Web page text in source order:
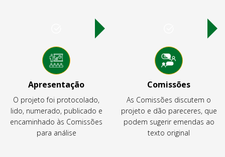
Apresentação
O projeto foi protocolado,
lido, numerado, publicado e
encaminhado às Comissões
para análise
Comissões
As Comissões discutem o
projeto e dão pareceres, que
podem sugerir emendas ao
texto original